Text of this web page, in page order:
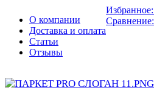
О компании
Доставка и оплата
Статьи
Отзывы
Избранное:
Сравнение: